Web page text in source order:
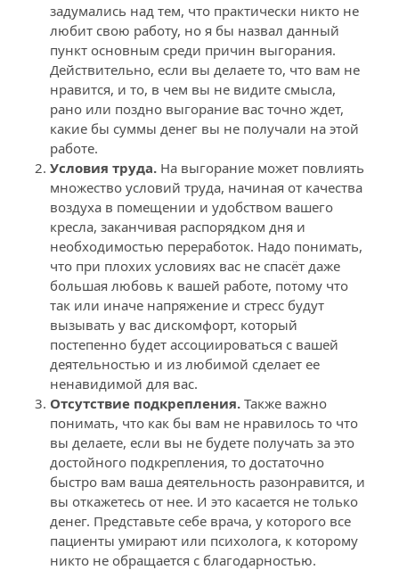
задумались над тем, что практически никто не
любит свою работу, но я бы назвал данный
пункт основным среди причин выгорания.
Действительно, если вы делаете то, что вам не
нравится, и то, в чем вы не видите смысла,
рано или поздно выгорание вас точно ждет,
какие бы суммы денег вы не получали на этой
работе.
Условия труда. На выгорание может повлиять
множество условий труда, начиная от качества
воздуха в помещении и удобством вашего
кресла, заканчивая распорядком дня и
необходимостью переработок. Надо понимать,
что при плохих условиях вас не спасёт даже
большая любовь к вашей работе, потому что
так или иначе напряжение и стресс будут
вызывать у вас дискомфорт, который
постепенно будет ассоциироваться с вашей
деятельностью и из любимой сделает ее
ненавидимой для вас.
Отсутствие подкрепления. Также важно
понимать, что как бы вам не нравилось то что
вы делаете, если вы не будете получать за это
достойного подкрепления, то достаточно
быстро вам ваша деятельность разонравится, и
вы откажетесь от нее. И это касается не только
денег. Представьте себе врача, у которого все
пациенты умирают или психолога, к которому
никто не обращается с благодарностью.